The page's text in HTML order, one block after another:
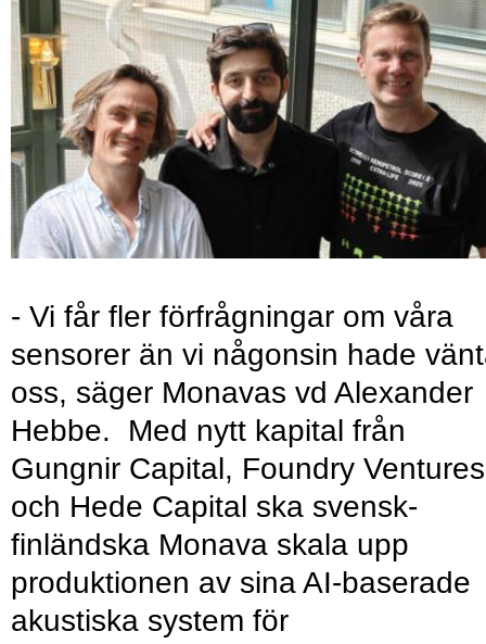
- Vi får fler förfrågningar om våra
sensorer än vi någonsin hade
oss, säger Monavas vd Alexander
Hebbe. Med nytt kapital från
Gungnir Capital, Foundry Ventures
och Hede Capital ska svensk-
finländska Monava skala upp
produktionen av sina AI-baserade
akustiska system för